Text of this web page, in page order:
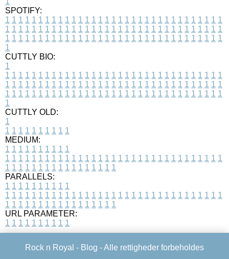
SPOTIFY:
1 1 1 1 1 1 1 1 1 1 1 1 1 1 1 1 1 1 1 1 1 1 1 1 1 1 1 1 1 1 1 1 1
1 1 1 1 1 1 1 1 1 1 1 1 1 1 1 1 1 1 1 1 1 1 1 1 1 1 1 1 1 1 1 1 1
1 1 1 1 1 1 1 1 1 1 1 1 1 1 1 1 1 1 1 1 1 1 1 1 1 1 1 1 1 1 1 1 1
1
CUTTLY BIO:
1
1 1 1 1 1 1 1 1 1 1 1 1 1 1 1 1 1 1 1 1 1 1 1 1 1 1 1 1 1 1 1 1 1
1 1 1 1 1 1 1 1 1 1 1 1 1 1 1 1 1 1 1 1 1 1 1 1 1 1 1 1 1 1 1 1 1
1 1 1 1 1 1 1 1 1 1 1 1 1 1 1 1 1 1 1 1 1 1 1 1 1 1 1 1 1 1 1 1 1
1
CUTTLY OLD:
1
1 1 1 1 1 1 1 1 1 1
MEDIUM:
1 1 1 1 1 1 1 1 1 1
1 1 1 1 1 1 1 1 1 1 1 1 1 1 1 1 1 1 1 1 1 1 1 1 1 1 1 1 1 1 1 1 1
1 1 1 1 1 1 1 1 1 1 1 1 1 1 1 1 1
PARALLELS:
1 1 1 1 1 1 1 1 1 1
1 1 1 1 1 1 1 1 1 1 1 1 1 1 1 1 1 1 1 1 1 1 1 1 1 1 1 1 1 1 1 1 1
1 1 1 1 1 1 1 1 1 1 1 1 1 1 1 1 1
URL PARAMETER:
1 1 1 1 1 1 1 1 1 1
Rock n Royal - Blog - Alle rettigheder forbeholdes